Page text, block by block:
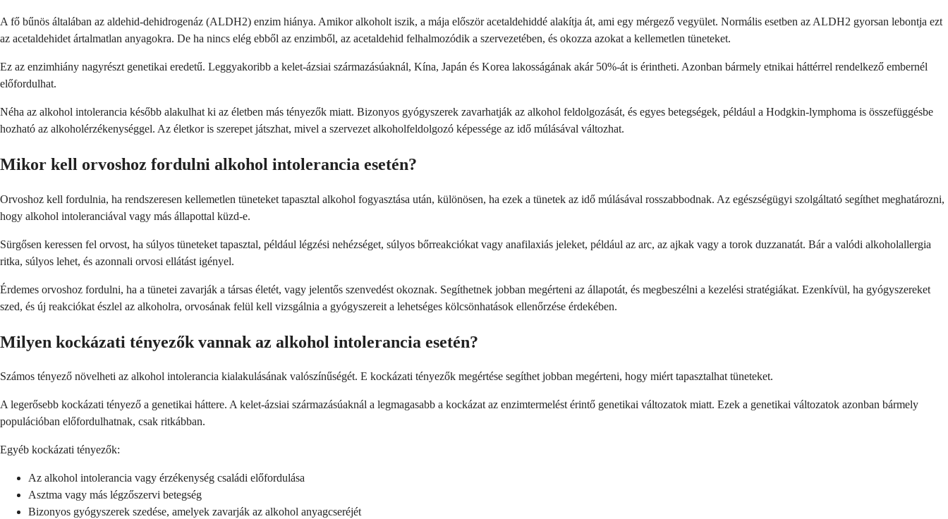
A fő bűnös általában az aldehid-dehidrogenáz (ALDH2) enzim hiánya. Amikor alkoholt iszik, a mája először acetaldehiddé alakítja át, ami egy mérgező vegyület. Normális esetben az ALDH2 gyorsan lebontja ezt
az acetaldehidet ártalmatlan anyagokra. De ha nincs elég ebből az enzimből, az acetaldehid felhalmozódik a szervezetében, és okozza azokat a kellemetlen tüneteket.
Ez az enzimhiány nagyrészt genetikai eredetű. Leggyakoribb a kelet-ázsiai származásúaknál, Kína, Japán és Korea lakosságának akár 50%-át is érintheti. Azonban bármely etnikai háttérrel rendelkező embernél
előfordulhat.
Néha az alkohol intolerancia később alakulhat ki az életben más tényezők miatt. Bizonyos gyógyszerek zavarhatják az alkohol feldolgozását, és egyes betegségek, például a Hodgkin-lymphoma is összefüggésbe
hozható az alkoholérzékenységgel. Az életkor is szerepet játszhat, mivel a szervezet alkoholfeldolgozó képessége az idő múlásával változhat.
Mikor kell orvoshoz fordulni alkohol intolerancia esetén?
Orvoshoz kell fordulnia, ha rendszeresen kellemetlen tüneteket tapasztal alkohol fogyasztása után, különösen, ha ezek a tünetek az idő múlásával rosszabbodnak. Az egészségügyi szolgáltató segíthet meghatározni,
hogy alkohol intoleranciával vagy más állapottal küzd-e.
Sürgősen keressen fel orvost, ha súlyos tüneteket tapasztal, például légzési nehézséget, súlyos bőrreakciókat vagy anafilaxiás jeleket, például az arc, az ajkak vagy a torok duzzanatát. Bár a valódi alkoholallergia
ritka, súlyos lehet, és azonnali orvosi ellátást igényel.
Érdemes orvoshoz fordulni, ha a tünetei zavarják a társas életét, vagy jelentős szenvedést okoznak. Segíthetnek jobban megérteni az állapotát, és megbeszélni a kezelési stratégiákat. Ezenkívül, ha gyógyszereket
szed, és új reakciókat észlel az alkoholra, orvosának felül kell vizsgálnia a gyógyszereit a lehetséges kölcsönhatások ellenőrzése érdekében.
Milyen kockázati tényezők vannak az alkohol intolerancia esetén?
Számos tényező növelheti az alkohol intolerancia kialakulásának valószínűségét. E kockázati tényezők megértése segíthet jobban megérteni, hogy miért tapasztalhat tüneteket.
A legerősebb kockázati tényező a genetikai háttere. A kelet-ázsiai származásúaknál a legmagasabb a kockázat az enzimtermelést érintő genetikai változatok miatt. Ezek a genetikai változatok azonban bármely
populációban előfordulhatnak, csak ritkábban.
Egyéb kockázati tényezők:
Az alkohol intolerancia vagy érzékenység családi előfordulása
Asztma vagy más légzőszervi betegség
Bizonyos gyógyszerek szedése, amelyek zavarják az alkohol anyagcseréjét